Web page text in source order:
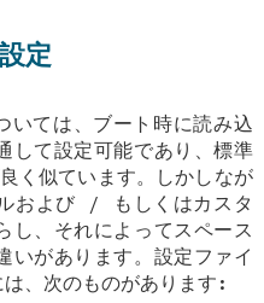
定
いては、ブート時に読み込
して設定可能であり、標準
く似ています。しかしなが
および / もしくはカスタ
し、それによってスペース
いがあります。設定ファイ
、次のものがあります: